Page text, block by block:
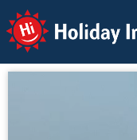
Holiday Info